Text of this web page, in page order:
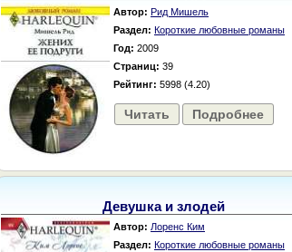
Автор: Рид Мишель
Раздел: Короткие любовные романы
Год: 2009
Страниц: 39
Рейтинг: 5998 (4.20)
Читать Подробнее
Девушка и злодей
Автор: Лоренс Ким
Раздел: Короткие любовные романы